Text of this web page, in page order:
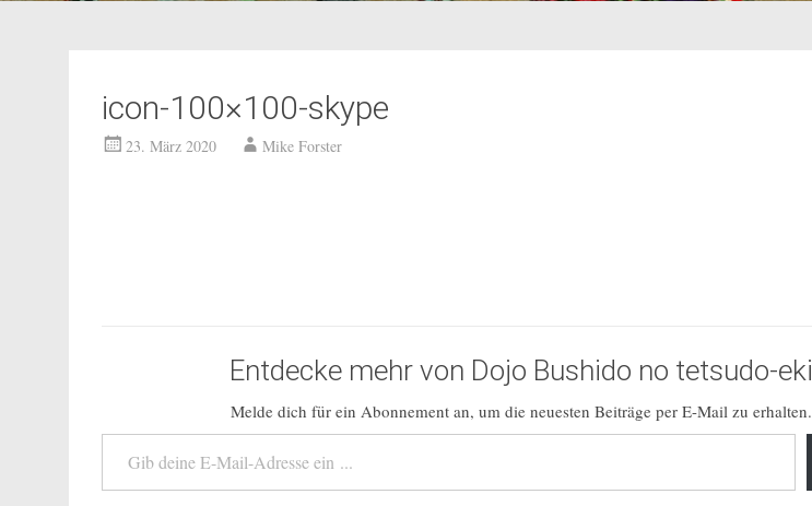
icon-100×100-skype
23. März 2020 Mike Forster
Entdecke mehr von Dojo Bushido no tetsudo-eki
Melde dich für ein Abonnement an, um die neuesten Beiträge per E-Mail zu erhalten.
Gib deine E-Mail-Adresse ein ...